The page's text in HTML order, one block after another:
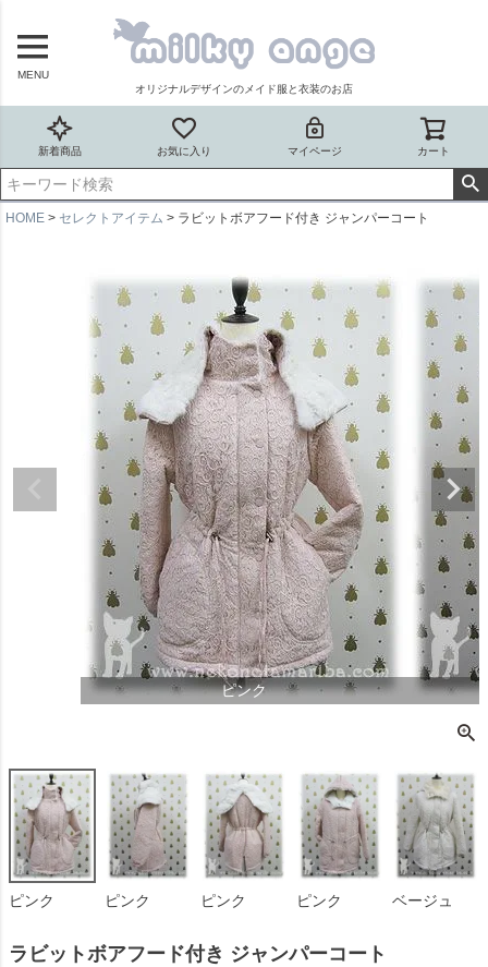
MENU
オリジナルデザインのメイド服と衣装のお店
新着商品 お気に入り マイページ カート
HOME セレクトアイテム ラビットボアフード付き ジャンパーコート
ピンク
ピンク ピンク ピンク ピンク ベージュ
ラビットボアフード付き ジャンパーコート